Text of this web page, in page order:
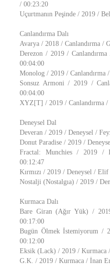
/ 00:23:20
Uçurtmanın Peşinde / 2019 /
Canlandırma Dalı
Avarya / 2018 / Canlandırma /
Derezon / 2019 /
00:04:00
Monolog / 2019 / Canlandırma
Sonsuz Armoni / 2019 /
00:04:00
XYZ[T] / 2019 / Canlandırma
Deneysel Dal
Deveran / 2019 / Deneysel /
Donut Paradise / 2019 /
Fractal: Munchies / 2019 /
00:12:47
Kırmızı / 2019 / Deneysel /
Nostalji (Nostalgıa) / 2019 /
Kurmaca Dalı
Bare Giran (Ağır Yük) /
00:17:00
Bugün Ölmek İstemiyorum /
00:12:00
Eksik (Lack) / 2019 / Kurmaca
G.K. / 2019 / Kurmaca / İnan